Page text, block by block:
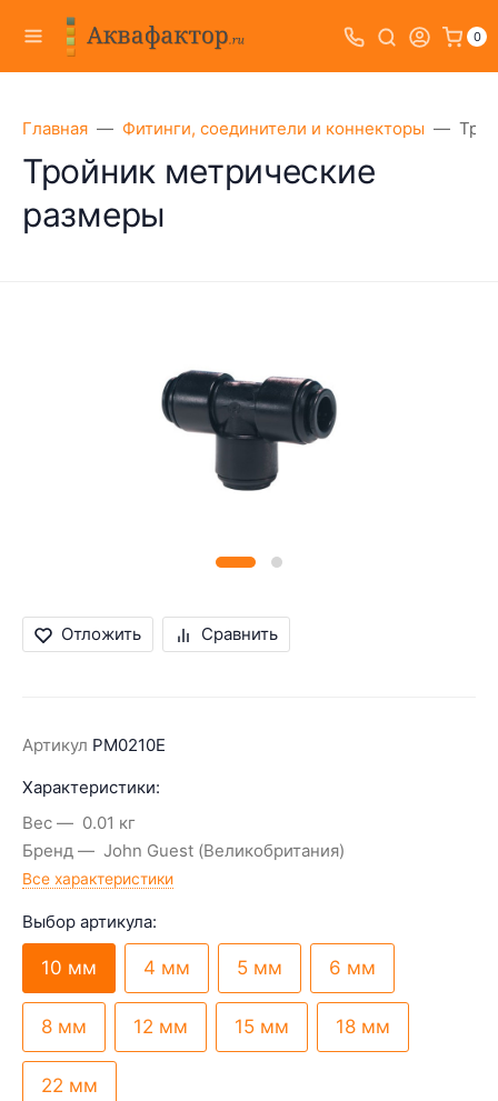
0
Главная Фитинги, соединители и коннекторы
Тройник метрические
размеры
Отложить Сравнить
Артикул PM0210E
Характеристики:
Вес
0.01 кг
Бренд
John Guest (Великобритания)
Все характеристики
Выбор артикула:
10 мм 4 мм 5 мм 6 мм
8 мм 12 мм 15 мм 18 мм
22 мм